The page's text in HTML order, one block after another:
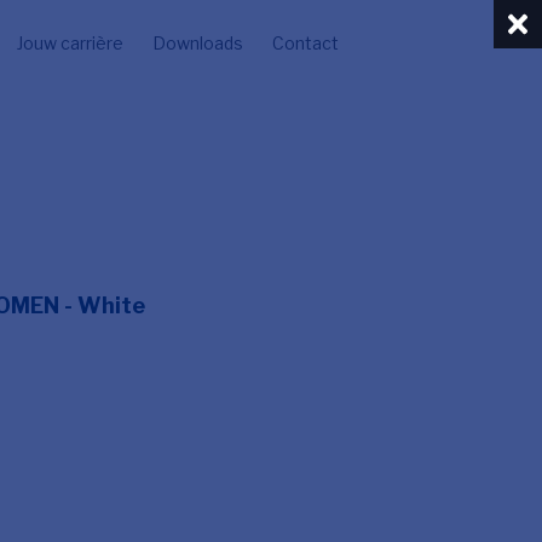
Jouw carrière Downloads Contact
- White